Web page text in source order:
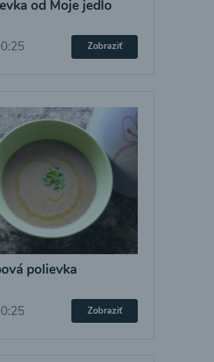
od Moje jedlo
Zobraziť
polievka
Zobraziť